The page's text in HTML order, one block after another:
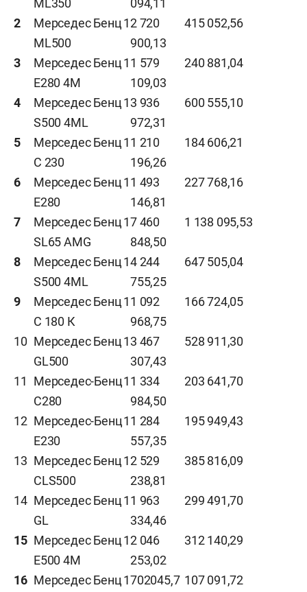
ML350
094,11
2
Мерседес Бенц
ML500
12 720
900,13
415 052,56
3
Мерседес Бенц
Е280 4М
11 579
109,03
240 881,04
4
Мерседес Бенц
S500 4ML
13 936
972,31
600 555,10
5
Мерседес Бенц
С 230
11 210
196,26
184 606,21
6
Мерседес Бенц
Е280
11 493
146,81
227 768,16
7
Мерседес Бенц
SL65 AMG
17 460
848,50
1 138 095,53
8
Мерседес Бенц
S500 4ML
14 244
755,25
647 505,04
9
Мерседес Бенц
С 180 К
11 092
968,75
166 724,05
10 Мерседес Бенц
GL500
13 467
307,43
528 911,30
11
Мерседес-Бенц
С280
11 334
984,50
203 641,70
12 Мерседес-Бенц
Е230
11 284
557,35
195 949,43
13 Мерседес Бенц
CLS500
12 529
238,81
385 816,09
14 Мерседес Бенц
GL
11 963
334,46
299 491,70
15 Мерседес Бенц
Е500 4М
12 046
253,02
312 140,29
16 Мерседес Бенц1702045,7 107 091,72